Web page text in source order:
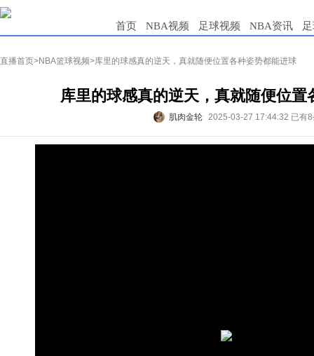
首页 NBA视频 足球视频 NBA资讯
直播首页>NBA篮球视频>库里的球感真的逆天，真就随便位置各种姿势都能进球
库里的球感真的逆天，真就随便位置
肌肉金轮 2025-03-27 17:44:32 已有